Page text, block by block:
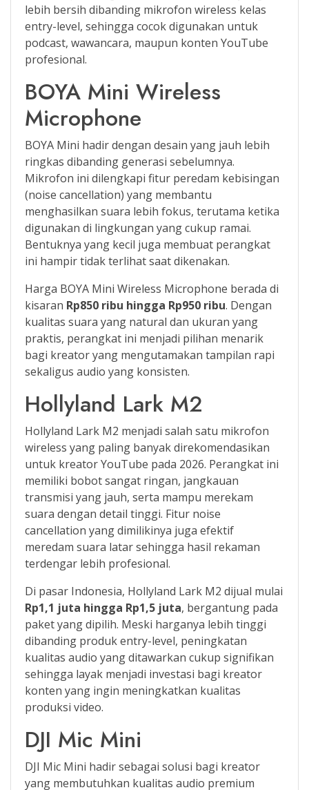
lebih bersih dibanding mikrofon wireless kelas
entry-level, sehingga cocok digunakan untuk
podcast, wawancara, maupun konten YouTube
profesional.
BOYA Mini Wireless
Microphone
BOYA Mini hadir dengan desain yang jauh lebih
ringkas dibanding generasi sebelumnya.
Mikrofon ini dilengkapi fitur peredam kebisingan
(noise cancellation) yang membantu
menghasilkan suara lebih fokus, terutama ketika
digunakan di lingkungan yang cukup ramai.
Bentuknya yang kecil juga membuat perangkat
ini hampir tidak terlihat saat dikenakan.
Harga BOYA Mini Wireless Microphone berada di
kisaran Rp850 ribu hingga Rp950 ribu. Dengan
kualitas suara yang natural dan ukuran yang
praktis, perangkat ini menjadi pilihan menarik
bagi kreator yang mengutamakan tampilan rapi
sekaligus audio yang konsisten.
Hollyland Lark M2
Hollyland Lark M2 menjadi salah satu mikrofon
wireless yang paling banyak direkomendasikan
untuk kreator YouTube pada 2026. Perangkat ini
memiliki bobot sangat ringan, jangkauan
transmisi yang jauh, serta mampu merekam
suara dengan detail tinggi. Fitur noise
cancellation yang dimilikinya juga efektif
meredam suara latar sehingga hasil rekaman
terdengar lebih profesional.
Di pasar Indonesia, Hollyland Lark M2 dijual mulai
Rp1,1 juta hingga Rp1,5 juta, bergantung pada
paket yang dipilih. Meski harganya lebih tinggi
dibanding produk entry-level, peningkatan
kualitas audio yang ditawarkan cukup signifikan
sehingga layak menjadi investasi bagi kreator
konten yang ingin meningkatkan kualitas
produksi video.
DJI Mic Mini
DJI Mic Mini hadir sebagai solusi bagi kreator
yang membutuhkan kualitas audio premium